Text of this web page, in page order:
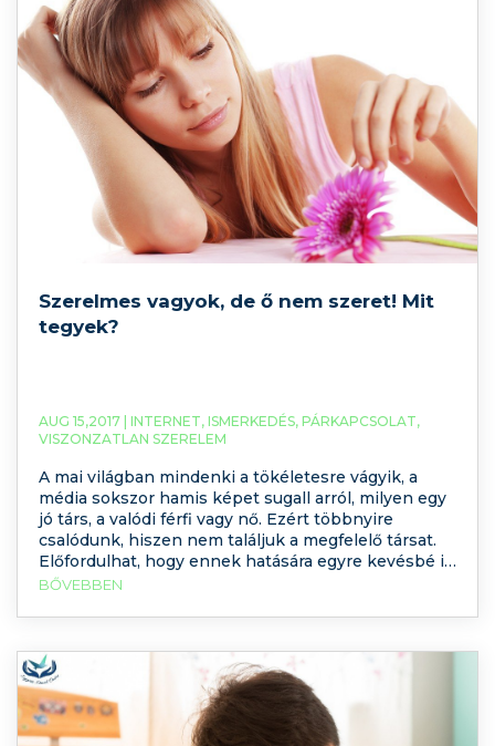
Szerelmes vagyok, de ő nem szeret! Mit
tegyek?
AUG 15,2017 | INTERNET, ISMERKEDÉS, PÁRKAPCSOLAT,
VISZONZATLAN SZERELEM
A mai világban mindenki a tökéletesre vágyik, a
média sokszor hamis képet sugall arról, milyen egy
jó társ, a valódi férfi vagy nő. Ezért többnyire
csalódunk, hiszen nem találjuk a megfelelő társat.
Előfordulhat, hogy ennek hatására egyre kevésbé is
merünk őszintének lenni a potenciális partnerhez,
ellen? Hogyan lehetünk sikeresek az
BŐVEBBEN